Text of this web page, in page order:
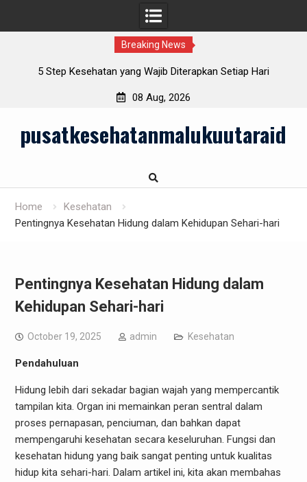
Breaking News
5 Step Kesehatan yang Wajib Diterapkan Setiap Hari
08 Aug, 2026
contentpusatkesehatanmalukuutaraid
Home
Kesehatan
Pentingnya Kesehatan Hidung dalam Kehidupan Sehari-hari
Pentingnya Kesehatan Hidung dalam
Kehidupan Sehari-hari
October 19, 2025 admin Kesehatan
Pendahuluan
Hidung lebih dari sekadar bagian wajah yang mempercantik
tampilan kita. Organ ini memainkan peran sentral dalam
proses pernapasan, penciuman, dan bahkan dapat
mempengaruhi kesehatan secara keseluruhan. Fungsi dan
kesehatan hidung yang baik sangat penting untuk kualitas
hidup kita sehari-hari. Dalam artikel ini, kita akan membahas